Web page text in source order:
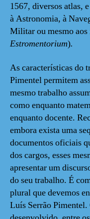
1567, diversos atlas,
à Astronomia, à
Militar ou mesmo
Estromentorium).
As características do
Pimentel permitem
mesmo trabalho
como enquanto
enquanto docente.
embora exista uma
documentos oficiais
dos cargos, esses
apresentar um
do seu trabalho. É
plural que devemos
Luís Serrão Pimentel.